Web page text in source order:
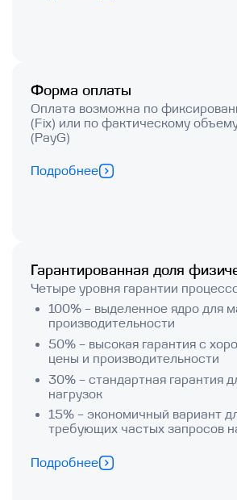
Форма оплаты
Оплата возможна по
(Fix) или по фактическому
(PayG)
Подробнее
Гарантированная доля
Четыре уровня гарантии
100% – выделенное ядро для
производительности
50% – высокая гарантия с
цены и производительности
30% – стандартная гарантия
нагрузок
15% – экономичный вариант
требующих частых запросов
Подробнее